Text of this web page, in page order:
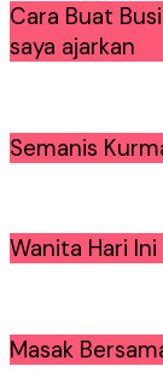
Cara Buat
saya ajarkan
Semanis
Wanita Hari Ini
Masak